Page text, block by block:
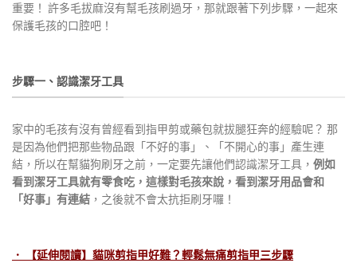
重要！ 許多毛拔麻沒有幫毛孩刷過牙，那就跟著下列步驟，一起來
保護毛孩的口腔吧！
步驟一、認識潔牙工具
家中的毛孩有沒有曾經看到指甲剪或藥包就拔腿狂奔的經驗呢？ 那
是因為他們把那些物品跟「不好的事」、「不開心的事」產生連
結，所以在幫貓狗刷牙之前，一定要先讓他們認識潔牙工具， 例如
看到潔牙工具就有零食吃，這樣對毛孩來說，看到潔牙用品會和
「好事」有連結 ，之後就不會太抗拒刷牙囉！
． 【延伸閱讀】貓咪剪指甲好難？輕鬆無痛剪指甲三步驟